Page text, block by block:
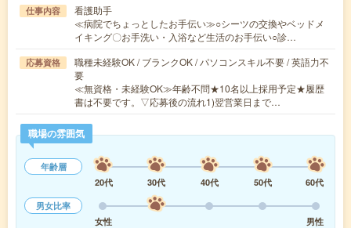
仕事内容
看護助手
≪病院でちょっとしたお手伝い≫○シーツの交換やベッドメ
イキング〇お手洗い・入浴など生活のお手伝い○診…
応募資格
職種未経験OK / ブランクOK / パソコンスキル不要 / 英語力不
要
≪無資格・未経験OK≫年齢不問★10名以上採用予定★履歴
書は不要です。▽応募後の流れ1)翌営業日まで…
職場の雰囲気
年齢層
20代
30代 40代 50代
60代
男女比率
女性
男性